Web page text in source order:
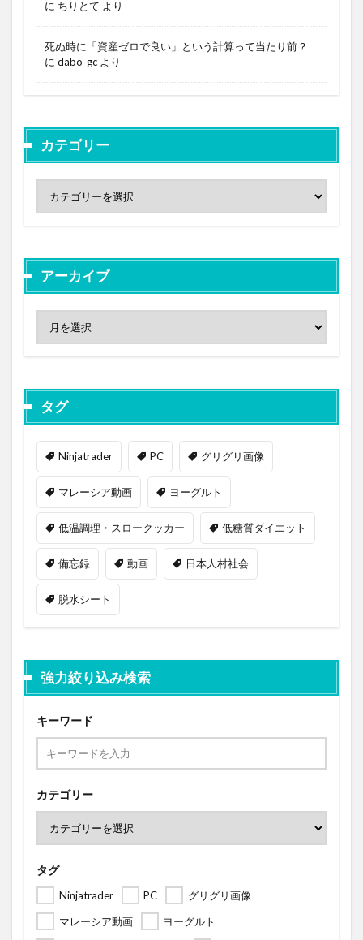
に ちりとて より
死ぬ時に「資産ゼロで良い」という計算って当たり前？
に dabo_gc より
カテゴリー
アーカイブ
タグ
Ninjatrader PC グリグリ画像
マレーシア動画 ヨーグルト
低温調理・スロークッカー 低糖質ダイエット
備忘録 動画 日本人村社会
脱水シート
強力絞り込み検索
キーワード
カテゴリー
タグ
Ninjatrader PC
グリグリ画像
マレーシア動画
ヨーグルト